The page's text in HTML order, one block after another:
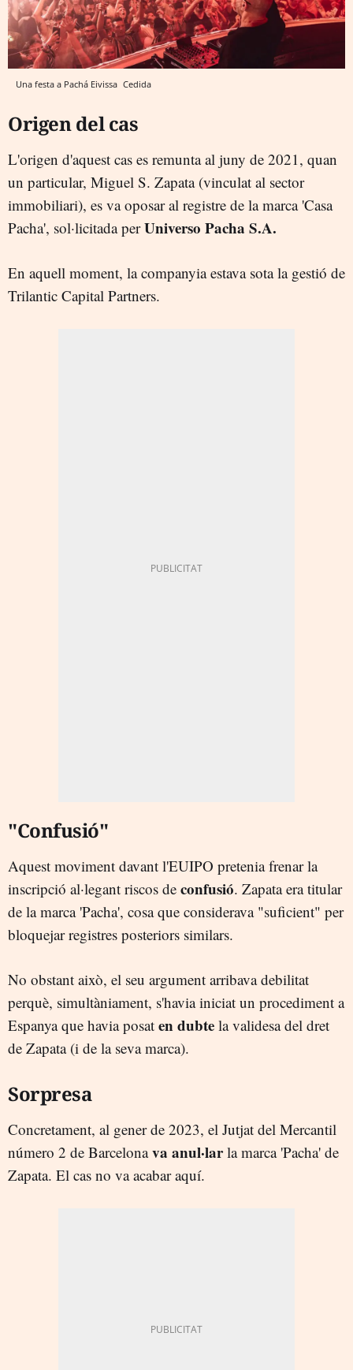
Una festa a Pachá Eivissa Cedida
Origen del cas
L'origen d'aquest cas es remunta al juny de 2021, quan
un particular, Miguel S. Zapata (vinculat al sector
immobiliari), es va oposar al registre de la marca 'Casa
Pacha', sol·licitada perUniverso Pacha S.A.
En aquell moment, la companyia estava sota la gestió de
Trilantic Capital Partners.
"Confusió"
Aquest moviment davant l'EUIPO pretenia frenar la
inscripció al·legant riscos de confusió. Zapata era titular
de la marca 'Pacha', cosa que considerava "suficient" per
bloquejar registres posteriors similars.
No obstant això, el seu argument arribava debilitat
perquè, simultàniament, s'havia iniciat un procediment a
Espanya que havia posat en dubte la validesa del dret
de Zapata (i de la seva marca).
Sorpresa
Concretament, al gener de 2023, el Jutjat del Mercantil
número 2 de Barcelonava anul·larla marca 'Pacha' de
Zapata. El cas no va acabar aquí.